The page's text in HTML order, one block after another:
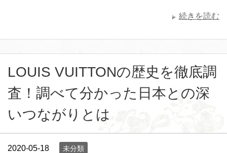
続きを読む
LOUIS VUITTONの歴史を徹底調
査！調べて分かった日本との深
いつながりとは
2020-05-18 未分類